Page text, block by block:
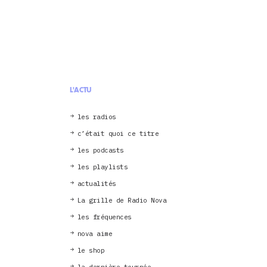
L'ACTU
les radios
c’était quoi ce titre
les podcasts
les playlists
actualités
La grille de Radio Nova
les fréquences
nova aime
le shop